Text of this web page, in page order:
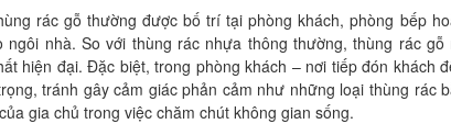
rác gỗ thường được bố trí tại phòng khách, phòng bếp
ngôi nhà. So với thùng rác nhựa thông thường, thùng rác
hiện đại. Đặc biệt, trong phòng khách – nơi tiếp đón khách
tránh gây cảm giác phản cảm như những loại thùng
gia chủ trong việc chăm chút không gian sống.